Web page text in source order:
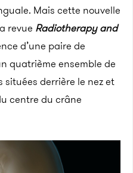
Mais cette nouvelle
revue Radiotherapy and
d’une paire de
quatrième ensemble de
derrière le nez et
centre du crâne